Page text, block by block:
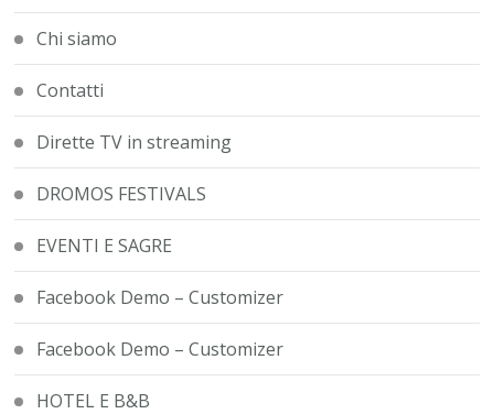
Chi siamo
Contatti
Dirette TV in streaming
DROMOS FESTIVALS
EVENTI E SAGRE
Facebook Demo – Customizer
Facebook Demo – Customizer
HOTEL E B&B